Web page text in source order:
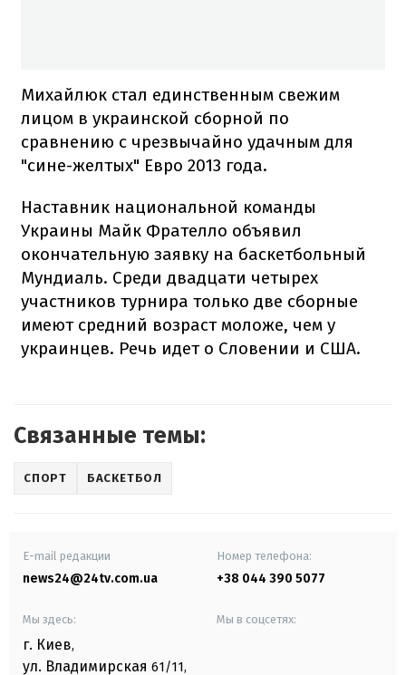
Михайлюк стал единственным свежим
лицом в украинской сборной по
сравнению с чрезвычайно удачным для
"сине-желтых" Евро 2013 года.
Наставник национальной команды
Украины Майк Фрателло объявил
окончательную заявку на баскетбольный
Мундиаль. Среди двадцати четырех
участников турнира только две сборные
имеют средний возраст моложе, чем у
украинцев. Речь идет о Словении и США.
Связанные темы:
СПОРТ БАСКЕТБОЛ
E-mail редакции
news24@24tv.com.ua
Номер телефона:
+38 044 390 5077
Мы здесь:
г. Киев,
ул. Владимирская 61/11,
Мы в соцсетях: